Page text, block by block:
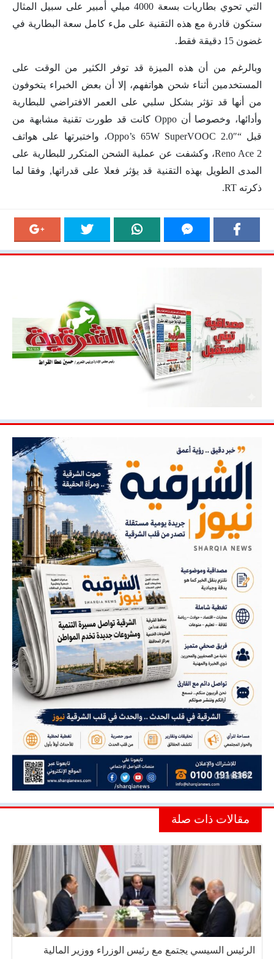
التي تحوي بطاريات بسعة 4000 ميلي أمبير على سبيل المثال
ستكون قادرة مع هذه التقنية على ملء كامل سعة البطارية في
غضون 15 دقيقة فقط.
وبالرغم من أن هذه الميزة قد توفر الكثير من الوقت على
المستخدمين أثناء شحن هواتفهم، إلا أن بعض الخبراء يتخوفون
من أنها قد تؤثر بشكل سلبي على العمر الافتراضي للبطارية
وأدائها، وخصوصا أن Oppo كانت قد طورت تقنية مشابهة من
قبل “Oppo’s 65W SuperVOOC 2.0″، واختبرتها على هواتف
Reno Ace 2، وكشفت عن عملية الشحن المتكرر للبطارية على
المدى الطويل بهذه التقنية قد يؤثر فعلا على قدراتها, وفقا لما
ذكرته RT.
مقالات ذات صلة
الرئيس السيسي يجتمع مع رئيس الوزراء ووزير المالية